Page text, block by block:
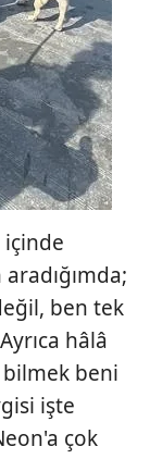
içinde
ben tek
hâlâ
beni
işte
çok